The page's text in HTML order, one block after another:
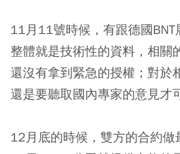
11月11號時候，有跟德國BNT
整體就是技術性的資料，相關
還沒有拿到緊急的授權；對於
還是要聽取國內專家的意見才
12月底的時候，雙方的合約做